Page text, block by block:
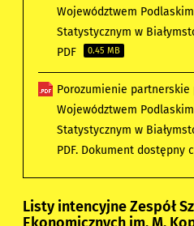
Województwem
Statystycznym w
PDF
0.45 MB
Porozumienie partnerskie
Województwem
Statystycznym w
PDF. Dokument dostępny
Listy intencyjne Zespół